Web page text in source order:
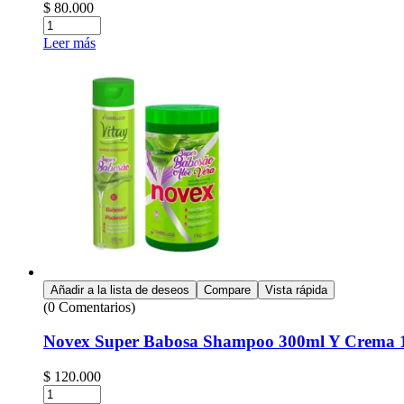
$ 80.000
Leer más
Añadir a la lista de deseos Compare Vista rápida
(0 Comentarios)
Novex Super Babosa Shampoo 300ml Y Crema
$ 120.000